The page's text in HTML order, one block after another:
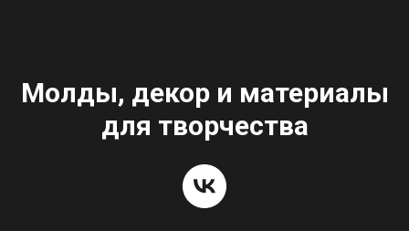
Молды, декор и материалы
для творчества